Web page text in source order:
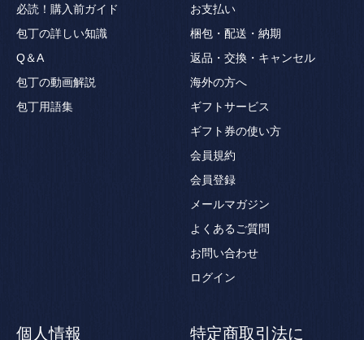
必読！購入前ガイド
包丁の詳しい知識
Q＆A
包丁の動画解説
包丁用語集
お支払い
梱包・配送・納期
返品・交換・キャンセル
海外の方へ
ギフトサービス
ギフト券の使い方
会員規約
会員登録
メールマガジン
よくあるご質問
お問い合わせ
ログイン
個人情報 特定商取引法に